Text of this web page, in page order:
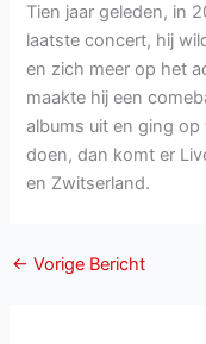
Tien jaar geleden, in
laatste concert, hij
en zich meer op het
maakte hij een
albums uit en ging
doen, dan komt er
en Zwitserland.
← Vorige Bericht